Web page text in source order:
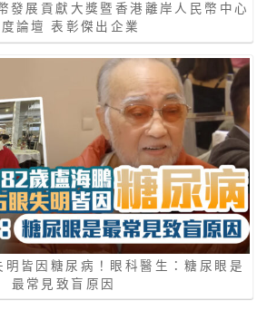
發展貢獻大獎暨香港離岸人民幣中心
論壇 表彰傑出企業
皆因糖尿病！眼科醫生：糖尿眼是
最常見致盲原因